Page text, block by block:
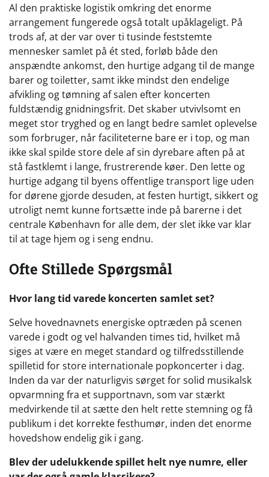
Al den praktiske logistik omkring det enorme
arrangement fungerede også totalt upåklageligt. På
trods af, at der var over ti tusinde feststemte
mennesker samlet på ét sted, forløb både den
anspændte ankomst, den hurtige adgang til de mange
barer og toiletter, samt ikke mindst den endelige
afvikling og tømning af salen efter koncerten
fuldstændig gnidningsfrit. Det skaber utvivlsomt en
meget stor tryghed og en langt bedre samlet oplevelse
som forbruger, når faciliteterne bare er i top, og man
ikke skal spilde store dele af sin dyrebare aften på at
stå fastklemt i lange, frustrerende køer. Den lette og
hurtige adgang til byens offentlige transport lige uden
for dørene gjorde desuden, at festen hurtigt, sikkert og
utroligt nemt kunne fortsætte inde på barerne i det
centrale København for alle dem, der slet ikke var klar
til at tage hjem og i seng endnu.
Ofte Stillede Spørgsmål
Hvor lang tid varede koncerten samlet set?
Selve hovednavnets energiske optræden på scenen
varede i godt og vel halvanden times tid, hvilket må
siges at være en meget standard og tilfredsstillende
spilletid for store internationale popkoncerter i dag.
Inden da var der naturligvis sørget for solid musikalsk
opvarmning fra et supportnavn, som var stærkt
medvirkende til at sætte den helt rette stemning og få
publikum i det korrekte festhumør, inden det enorme
hovedshow endelig gik i gang.
Blev der udelukkende spillet helt nye numre, eller